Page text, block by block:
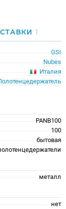
1
GSI
Nubes
Италия
PANB100
100
бытовая
металл
нет